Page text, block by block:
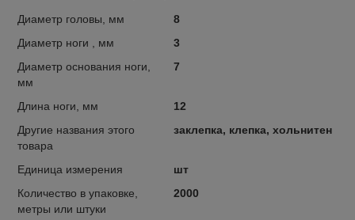
Диаметр головы, мм
8
Диаметр ноги , мм
3
Диаметр основания ноги,
мм
7
Длина ноги, мм
12
Другие названия этого
товара
заклепка, клепка, хольнитен
Единица измерения
шт
Количество в упаковке,
метры или штуки
2000